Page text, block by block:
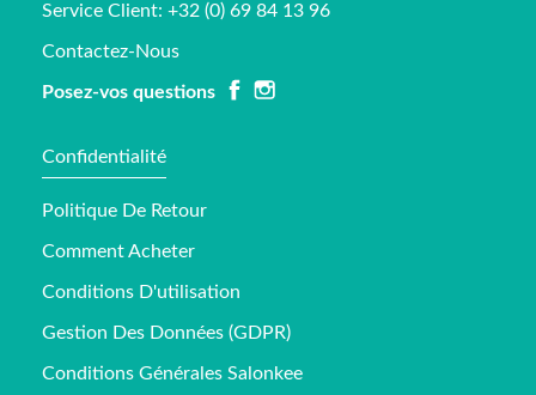
Service Client: +32 (0) 69 84 13 96
Contactez-Nous
Posez-vos questions
Confidentialité
Politique De Retour
Comment Acheter
Conditions D'utilisation
Gestion Des Données (GDPR)
Conditions Générales Salonkee